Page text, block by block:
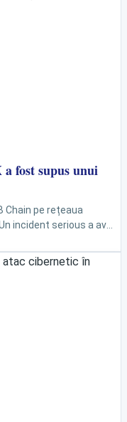
fost supus unui
Chain pe rețeaua
incident serious a avut